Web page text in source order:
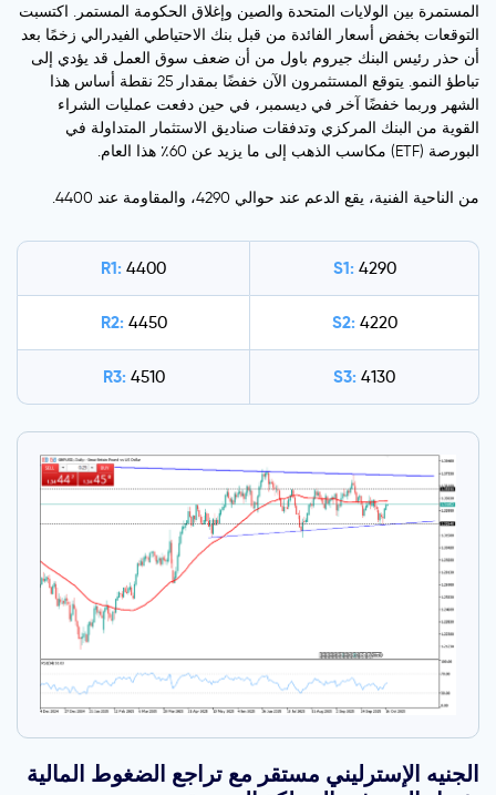
المستمرة بين الولايات المتحدة والصين وإغلاق الحكومة المستمر. اكتسبت
التوقعات بخفض أسعار الفائدة من قبل بنك الاحتياطي الفيدرالي زخمًا بعد
أن حذر رئيس البنك جيروم باول من أن ضعف سوق العمل قد يؤدي إلى
تباطؤ النمو. يتوقع المستثمرون الآن خفضًا بمقدار 25 نقطة أساس هذا
الشهر وربما خفضًا آخر في ديسمبر، في حين دفعت عمليات الشراء
القوية من البنك المركزي وتدفقات صناديق الاستثمار المتداولة في
البورصة (ETF) مكاسب الذهب إلى ما يزيد عن 60٪ هذا العام.
من الناحية الفنية، يقع الدعم عند حوالي 4290، والمقاومة عند 4400.
R1: 4400 S1: 4290
R2: 4450 S2: 4220
R3: 4510 S3: 4130
الجنيه الإسترليني مستقر مع تراجع الضغوط المالية